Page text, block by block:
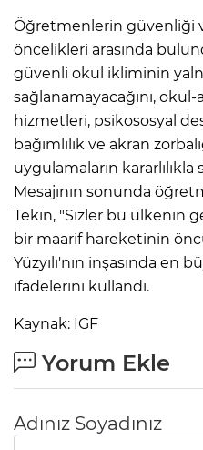
Öğretmenlerin güvenliği
öncelikleri arasında
güvenli okul ikliminin
sağlanamayacağını,
hizmetleri, psikososyal
bağımlılık ve akran
uygulamaların
Mesajının sonunda
Tekin, "Sizler bu ülkenin
bir maarif hareketinin
Yüzyılı'nın inşasında en
ifadelerini kullandı.
Kaynak: IGF
Yorum Ekle
Adınız Soyadınız